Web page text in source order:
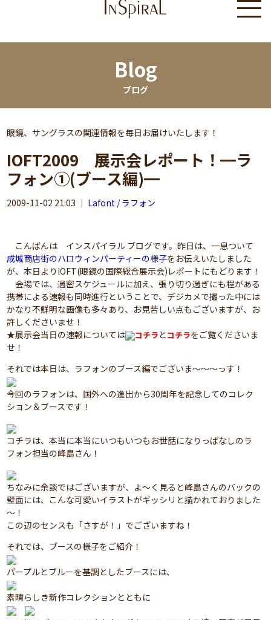
Blog
ブログ
眼鏡、サングラスの関連情報を毎日お届けいたします！
IOFT2009 展示会レポート！━ラ
フォン①(ブース編)━
2009-11-02 21:03 ｜ Lafont / ラフォン
こんばんは インスパイラル ブログです。昨日は、一息ついて
成城商店街のハロウィンパーティーの様子をお伝えいたしました
が、本日よりIOFT(眼鏡の国際総合展示会)レポートにもどります！
会場では、過密スケジュールに加え、張り切り過ぎにも程がある
携帯による速報も同時進行ということで、デジカメで撮った中には
かなり不鮮明な画像も多々あり、お見苦しい点もございますが、お
許しくださいませ！
★展示会当日の速報については
コチラとコチラをご覧くださいま
せ！
それでは本日は、ラフォンのブース編でございま～～～っす！
今回のラフォンは、国外への進出から30周年を記念してのコレク
ション＆ブースです！
コチラは、本当に本当にいつもいつもお世話になりっぱなしのラ
フォン担当の峰島さん！
ちなみに余談ではございますが、よ～く見ると峰島さんのバックの
壁面には、こんな可愛いイラストがギッシリと描かれておりました
～！
この辺のセンスも「さすが！」でございますね！
それでは、ブースの様子をご紹介！
パープルとブルーを基調としたブースには、
素晴らしき新作コレクションとともに